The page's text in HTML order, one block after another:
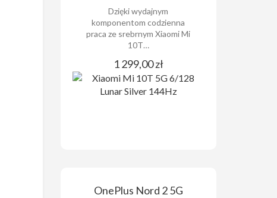
Dzięki wydajnym
komponentom codzienna
praca ze srebrnym Xiaomi Mi
10T…
1 299,00 zł
OnePlus Nord 2 5G